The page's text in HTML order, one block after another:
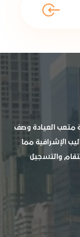
متعب العيادة وصف
الإشرافية مما
والتسجيل